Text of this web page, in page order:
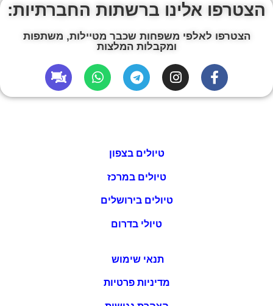
הצטרפו אלינו ברשתות החברתיות:
הצטרפו לאלפי משפחות שכבר מטיילות, משתפות
ומקבלות המלצות
טיולים בצפון
טיולים במרכז
טיולים בירושלים
טיולי בדרום
תנאי שימוש
מדיניות פרטיות